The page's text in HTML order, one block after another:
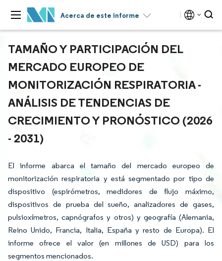
Acerca de este informe
TAMAÑO Y PARTICIPACIÓN DEL
MERCADO EUROPEO DE
MONITORIZACIÓN RESPIRATORIA -
ANÁLISIS DE TENDENCIAS DE
CRECIMIENTO Y PRONÓSTICO (2026
- 2031)
El informe abarca el tamaño del mercado europeo de
monitorización respiratoria y está segmentado por tipo de
dispositivo (espirómetros, medidores de flujo máximo,
dispositivos de prueba del sueño, analizadores de gases,
pulsioxímetros, capnógrafos y otros) y geografía (Alemania,
Reino Unido, Francia, Italia, España y resto de Europa). El
informe ofrece el valor (en millones de USD) para los
segmentos mencionados.